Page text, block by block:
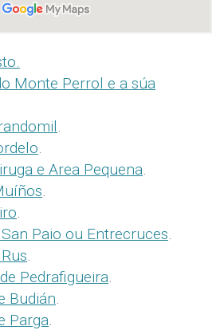
Monte Perrol e a súa
.
.
e Area Pequena.
.
.
Paio ou Entrecruces.
.
Pedrafigueira.
Budián.
Parga.